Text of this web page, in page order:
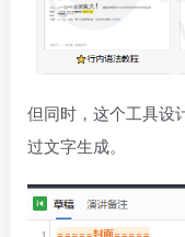
但同时，这个工具设
过文字生成。